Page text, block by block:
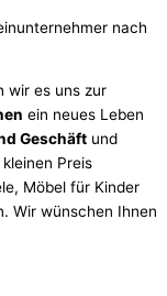
nach
wir es uns zur
ein neues Leben
Geschäft und
Preis
Möbel für Kinder
Wir wünschen Ihnen